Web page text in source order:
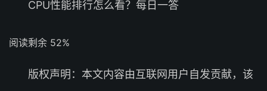
CPU性能排行怎么看？每日一答
阅读剩余 52%
版权声明：本文内容由互联网用户自发贡献，该